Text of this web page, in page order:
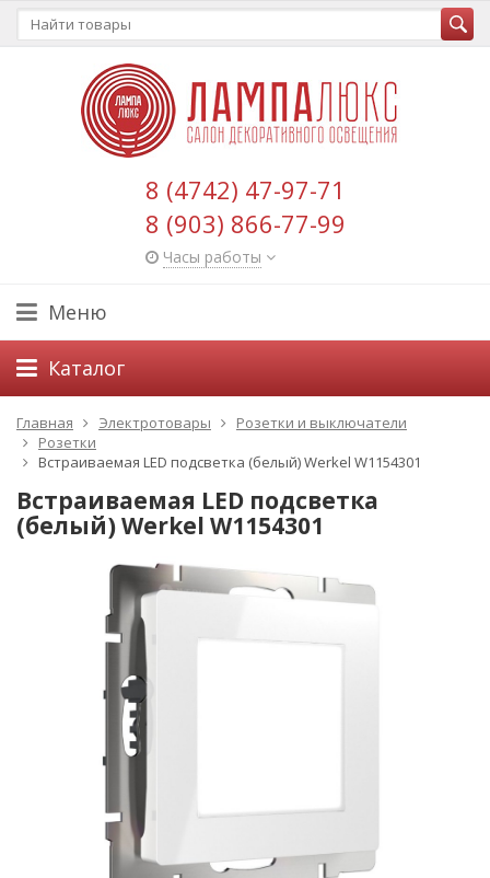
8 (4742) 47-97-71
8 (903) 866-77-99
Часы работы
Меню
Каталог
Главная Электротовары
Розетки и выключатели
Розетки
Встраиваемая LED подсветка (белый) Werkel W1154301
Встраиваемая LED подсветка
(белый) Werkel W1154301